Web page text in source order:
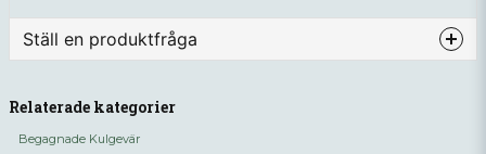
Ställ en produktfråga
Fråga oss något om denna produkten...
Relaterade kategorier
Begagnade Kulgevär